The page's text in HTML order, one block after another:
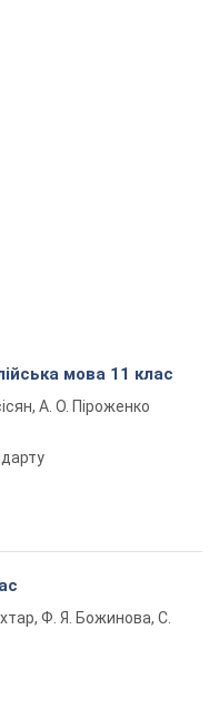
мова 11 клас
А. О. Піроженко
Ф. Я. Божинова, С.